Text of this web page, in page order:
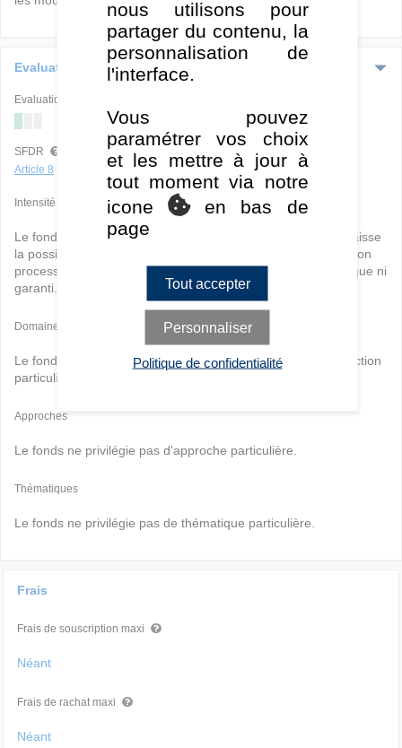
Evaluation ESG
Evaluation ISR globale
G
SFDR
Article 8
Intensité
Le fonds a une intensité ESG faible
puisque le gérant se laisse
la possibilité d'intégrer les critères extra-financiers (ESG) à son
processus d'investissement sans que cela ne soit systématique ni
garanti. Le critères ESG est un critèreparmis d'autres.
Domaines
Le fonds est un fondsESG Globalsans domaine de prédilection
particulier.
Approches
Le fonds ne privilégie pas d'approche particulière.
Thématiques
Le fonds ne privilégie pas de thématique particulière.
Frais
Frais de souscription maxi
Néant
Frais de rachat maxi
Néant
nous utilisons pour
partager du contenu, la
personnalisation de
l'interface.
Vous pouvez
paramétrer vos choix
et les mettre à jour à
tout moment via notre
icone
en bas de
page
Tout accepter
Personnaliser
Politique de confidentialité